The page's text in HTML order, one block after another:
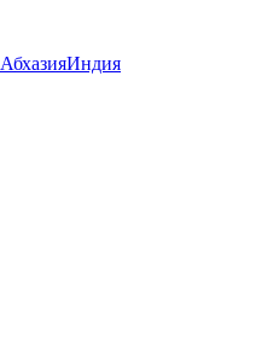
АбхазияИндия